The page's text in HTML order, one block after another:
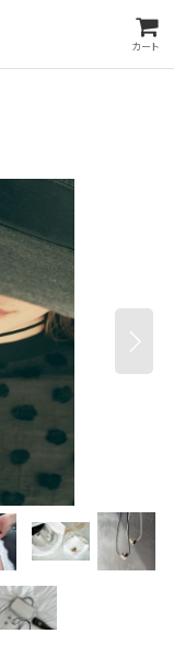
カート